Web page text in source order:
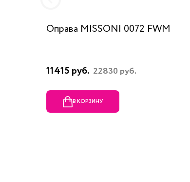
Оправа MISSONI 0072 FWM
11415 руб. 22830 руб.
В КОРЗИНУ